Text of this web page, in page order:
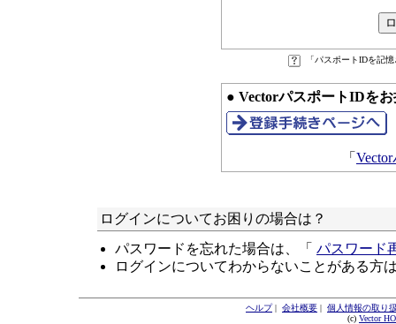
「パスポートIDを記
● VectorパスポートIDを
「
ログインについてお困りの場合は？
パスワードを忘れた場合は、「 パスワード
ログインについてわからないことがある方
ヘルプ| 会社概要 | 個人情報の取り
(c) Vector